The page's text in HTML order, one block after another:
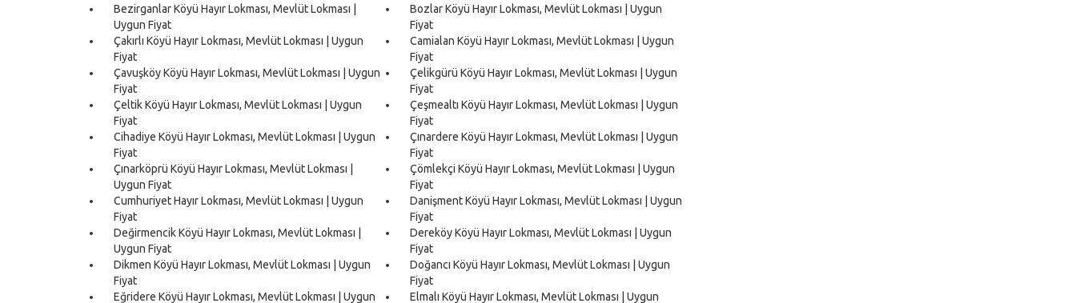
Bezirganlar Köyü Hayır Lokması, Mevlüt Lokması |
Uygun Fiyat
Bozlar Köyü Hayır Lokması, Mevlüt Lokması | Uygun
Fiyat
Çakırlı Köyü Hayır Lokması, Mevlüt Lokması | Uygun
Fiyat
Camialan Köyü Hayır Lokması, Mevlüt Lokması | Uygun
Fiyat
Çavuşköy Köyü Hayır Lokması, Mevlüt Lokması | Uygun
Fiyat
Çelikgürü Köyü Hayır Lokması, Mevlüt Lokması | Uygun
Fiyat
Çeltik Köyü Hayır Lokması, Mevlüt Lokması | Uygun
Fiyat
Çeşmealtı Köyü Hayır Lokması, Mevlüt Lokması | Uygun
Fiyat
Cihadiye Köyü Hayır Lokması, Mevlüt Lokması | Uygun
Fiyat
Çınardere Köyü Hayır Lokması, Mevlüt Lokması | Uygun
Fiyat
Çınarköprü Köyü Hayır Lokması, Mevlüt Lokması |
Uygun Fiyat
Çömlekçi Köyü Hayır Lokması, Mevlüt Lokması | Uygun
Fiyat
Cumhuriyet Hayır Lokması, Mevlüt Lokması | Uygun
Fiyat
Danişment Köyü Hayır Lokması, Mevlüt Lokması | Uygun
Fiyat
Değirmencik Köyü Hayır Lokması, Mevlüt Lokması |
Uygun Fiyat
Dereköy Köyü Hayır Lokması, Mevlüt Lokması | Uygun
Fiyat
Dikmen Köyü Hayır Lokması, Mevlüt Lokması | Uygun
Fiyat
Doğancı Köyü Hayır Lokması, Mevlüt Lokması | Uygun
Fiyat
Eğridere Köyü Hayır Lokması, Mevlüt Lokması | Uygun
Elmalı Köyü Hayır Lokması, Mevlüt Lokması | Uygun